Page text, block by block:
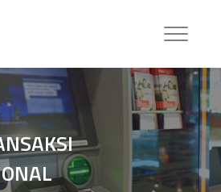
Toggle